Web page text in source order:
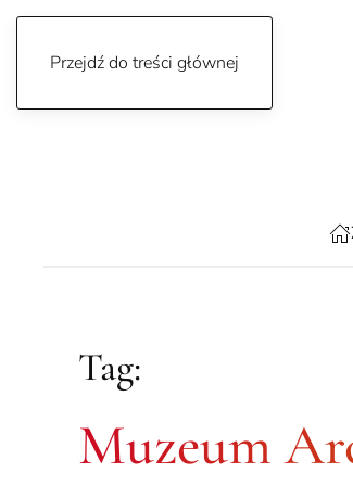
Przejdź do treści głównej
Tag:
Muzeum